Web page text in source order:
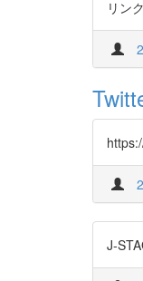
リン
J-